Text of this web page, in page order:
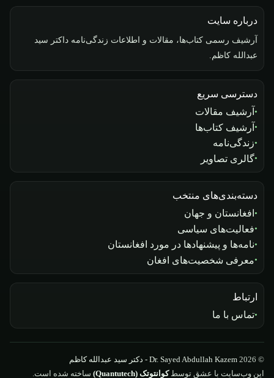
درباره سایت
آرشیف رسمی کتاب‌ها، مقالات و اطلاعات زندگی‌نامه داکتر سید
عبدالله کاظم.
دسترسی سریع
آرشیف مقالات
آرشیف کتاب‌ها
زندگی‌نامه
گالری تصاویر
دسته‌بندی‌های منتخب
افغانستان و جهان
فعالیت‌های سیاسی
نامه‌ها و پیشنهادها در مورد افغانستان
معرفی شخصیت‌های افغان
ارتباط
تماس با ما
© 2026
Dr. Sayed Abdullah Kazem - دکتر سید عبدالله کاظم
این وب‌سایت با عشق توسطکوانتوتک (Quantutech) ساخته شده است.